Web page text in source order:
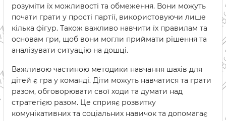
розуміти їх можливості та обмеження. Вони можуть
почати грати у прості партії, використовуючи лише
кілька фігур. Також важливо навчити їх правилам та
основам гри, щоб вони могли приймати рішення та
аналізувати ситуацію на дошці.
Важливою частиною методики навчання шахів для
дітей є гра у команді. Діти можуть навчатися та грати
разом, обговорювати свої ходи та думати над
стратегією разом. Це сприяє розвитку
комунікативних та соціальних навичок та допомагає